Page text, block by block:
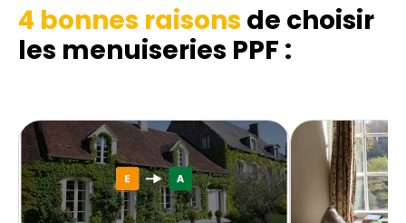
4 bonnes raisons de choisir
les menuiseries PPF :